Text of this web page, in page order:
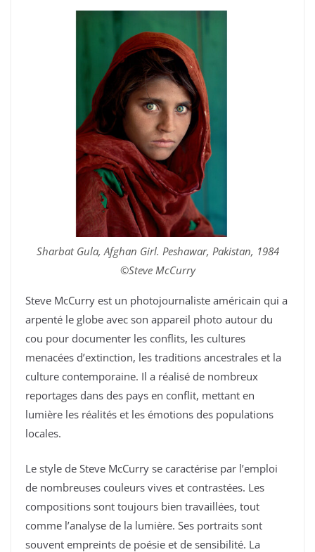
Sharbat Gula, Afghan Girl. Peshawar, Pakistan, 1984
©Steve McCurry
Steve McCurry est un photojournaliste américain qui a
arpenté le globe avec son appareil photo autour du
cou pour documenter les conflits, les cultures
menacées d’extinction, les traditions ancestrales et la
culture contemporaine. Il a réalisé de nombreux
reportages dans des pays en conflit, mettant en
lumière les réalités et les émotions des populations
locales.
Le style de Steve McCurry se caractérise par l’emploi
de nombreuses couleurs vives et contrastées. Les
compositions sont toujours bien travaillées, tout
comme l’analyse de la lumière. Ses portraits sont
souvent empreints de poésie et de sensibilité. La